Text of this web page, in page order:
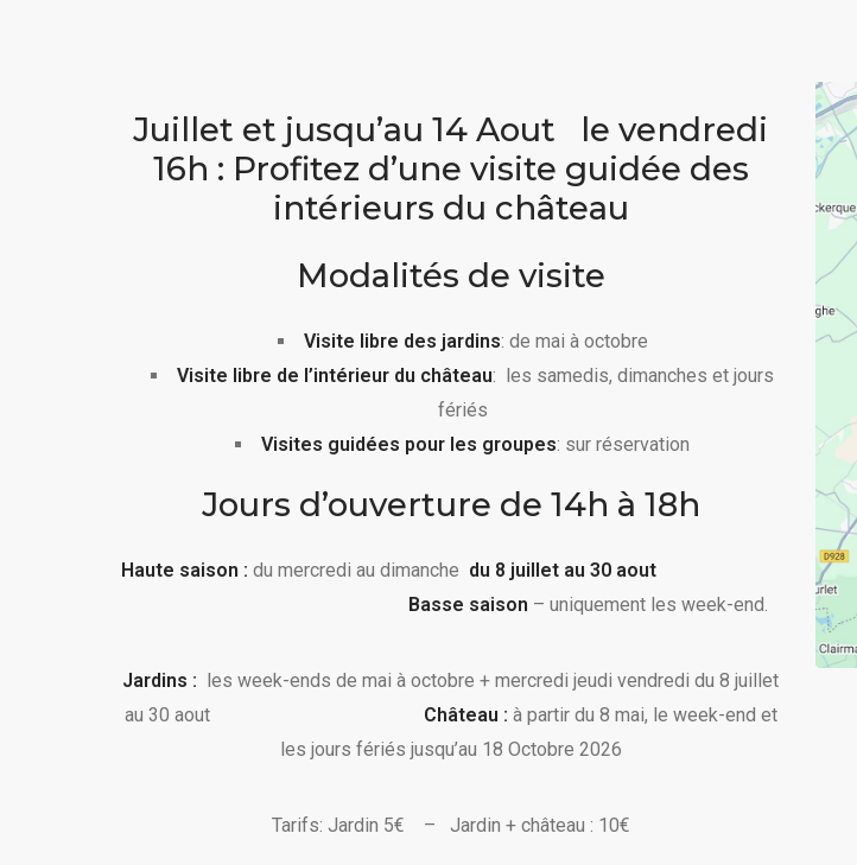
Juillet et jusqu’au 14 Aout le vendredi
16h : Profitez d’une visite guidée des
intérieurs du château
Modalités de visite
Visite libre des jardins: de mai à octobre
Visite libre de l’intérieur du château: les samedis, dimanches et jours
fériés
Visites guidées pour les groupes: sur réservation
Jours d’ouverture de 14h à 18h
Haute saison : du mercredi au dimanche du 8 juillet au 30 aout
Basse saison – uniquement les week-end.
Jardins : les week-ends de mai à octobre + mercredi jeudi vendredi du 8 juillet
au 30 aout Château : à partir du 8 mai, le week-end et
les jours fériés jusqu’au 18 Octobre 2026
Tarifs: Jardin 5€ – Jardin + château : 10€